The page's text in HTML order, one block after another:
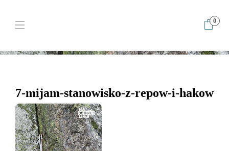
0
7-mijam-stanowisko-z-repow-i-hakow